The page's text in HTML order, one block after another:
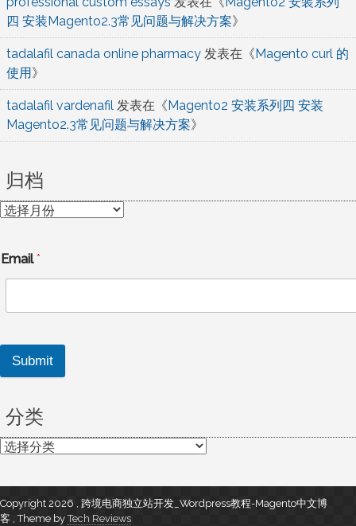
四 安装Magento2.3常见问题与解决方案》
tadalafil canada online pharmacy 发表在《Magento curl 的
使用》
tadalafil vardenafil 发表在《Magento2 安装系列四 安装
Magento2.3常见问题与解决方案》
归档
归
Email*
Submit
分类
分
Copyright 2026 , 跨境电商独立站开发_Wordpress教程-Magento中文博
客 ,Theme byTech Reviews